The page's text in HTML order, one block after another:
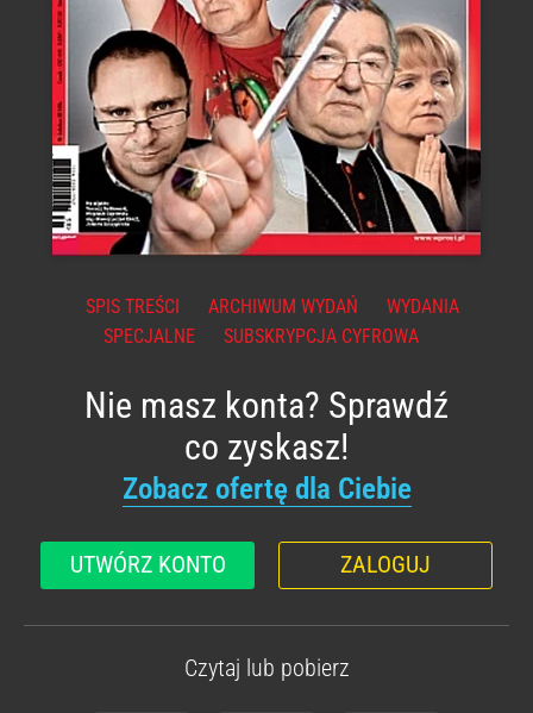
SPIS TREŚCI ARCHIWUM WYDAŃ
WYDANIA
SPECJALNE
SUBSKRYPCJA CYFROWA
Nie masz konta? Sprawdź
co zyskasz!
Zobacz ofertę dla Ciebie
UTWÓRZ KONTO ZALOGUJ
Czytaj lub pobierz